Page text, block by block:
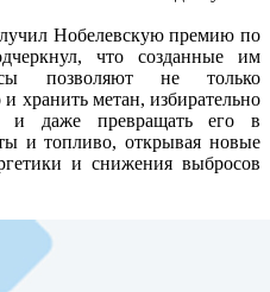
Нобелевскую премию по
что созданные им
позволяют не только
хранить метан, избирательно
и даже превращать его в
и топливо, открывая новые
и снижения выбросов